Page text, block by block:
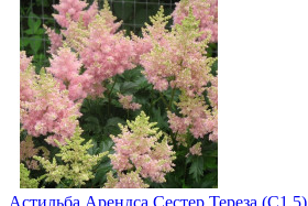
Астильба Арендса Сестер Тереза (С1,5)